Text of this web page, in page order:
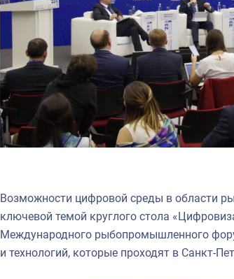
Возможности цифровой среды в области
ключевой темой круглого стола
Международного рыбопромышленного
и технологий, которые проходят в Санкт-